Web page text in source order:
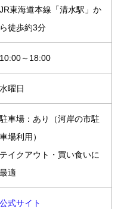
JR東海道本線「清水駅」か
ら徒歩約3分
10:00～18:00
水曜日
駐車場：あり（河岸の市駐
車場利用）
テイクアウト・買い食いに
最適
公式サイト